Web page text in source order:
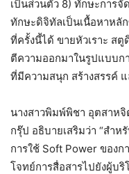
เป็นส่วนตัว 8) ทักษะการ
ทักษะดิจิทัลเป็นเนื้อหาหลั
ที่ครั้งนี้ได้ ขายหัวเราะ สตู
ตีความออกมาในรูปแบบก
ที่มีความสนุก สร้างสรรค์ แ
นางสาวพิมพ์พิชา อุตสาห
กรุ๊ป อธิบายเสริมว่า “สำห
การใช้ Soft Power ของ
โจทย์การสื่อสารไปยังผู้บ